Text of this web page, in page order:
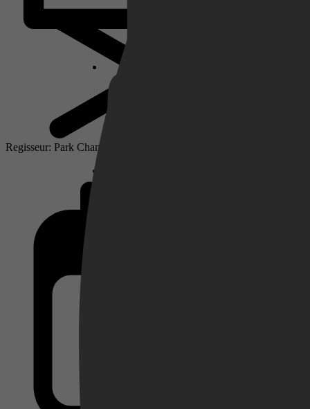
Regisseur: Park Chan-wook